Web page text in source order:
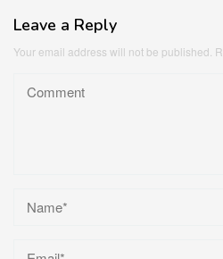
Leave a Reply
Your email address will not be published.